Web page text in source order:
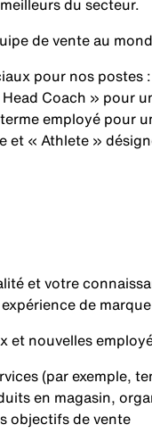
du secteur.
de vente au
pour nos postes
Coach » pour
employé pour
« Athlete »
et votre
de
nouvelles
(par exemple,
en magasin,
objectifs de vente